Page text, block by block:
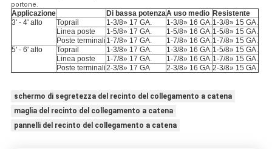
portone.
Applicazione Di bassa potenzaA uso medio Resistente
3' - 4' alto
Toprail 1-3/8» 17 GA. 1-3/8» 16 GA.1-3/8» 15 GA.
Linea poste
1-5/8» 17 GA. 1-5/8» 16 GA.1-5/8» 15 GA.
Poste terminali 1-7/8» 17 GA. 1-7/8» 16 GA.1-7/8» 15 GA.
5' - 6' alto
Toprail 1-3/8» 17 GA. 1-3/8» 16 GA.1-5/8» 15 GA.
Linea poste
1-7/8» 17 GA. 1-7/8» 16 GA.1-7/8» 15 GA.
Poste terminali2-3/8» 17 GA 2-3/8» 16 GA.2-3/8» 15 GA.
schermo di segretezza del recinto del collegamento a catena
maglia del recinto del collegamento a catena
pannelli del recinto del collegamento a catena